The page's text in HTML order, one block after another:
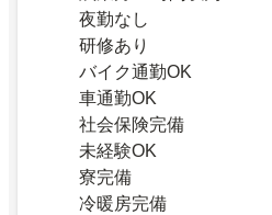
夜勤なし
研修あり
バイク通勤OK
車通勤OK
社会保険完備
未経験OK
寮完備
冷暖房完備